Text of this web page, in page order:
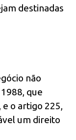
destinadas
não
que
o artigo 225,
um direito